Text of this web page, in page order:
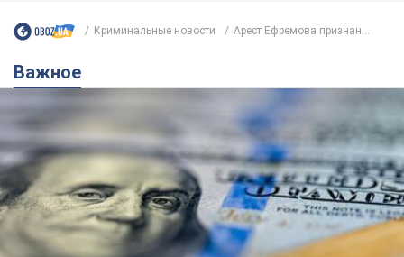
Криминальные новости Арест Ефремова признан...
Важное